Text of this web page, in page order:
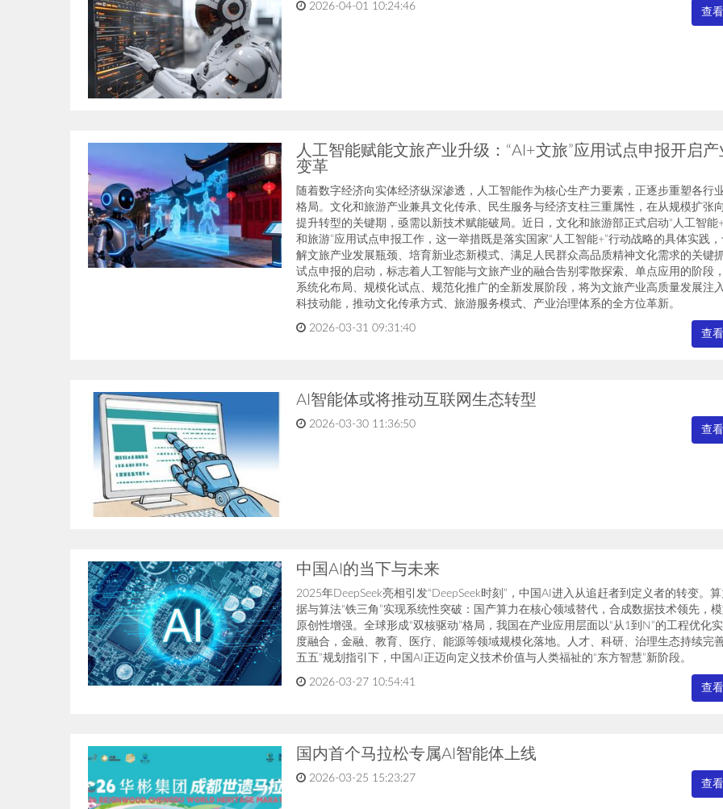
2026-04-01 10:24:46 查
人工智能赋能文旅产业升级：“AI+文旅”应用试点申报开启产
变革
随着数字经济向实体经济纵深渗透，人工智能作为核心生产力要素，正逐步重塑各行
格局。文化和旅游产业兼具文化传承、民生服务与经济支柱三重属性，在从规模扩张
提升转型的关键期，亟需以新技术赋能破局。近日，文化和旅游部正式启动“人工智能
和旅游”应用试点申报工作，这一举措既是落实国家“人工智能+”行动战略的具体实践
解文旅产业发展瓶颈、培育新业态新模式、满足人民群众高品质精神文化需求的关键抓
试点申报的启动，标志着人工智能与文旅产业的融合告别零散探索、单点应用的阶段
系统化布局、规模化试点、规范化推广的全新发展阶段，将为文旅产业高质量发展注
科技动能，推动文化传承方式、旅游服务模式、产业治理体系的全方位革新。
2026-03-31 09:31:40 查
AI智能体或将推动互联网生态转型
2026-03-30 11:36:50 查
中国AI的当下与未来
2025年DeepSeek亮相引发“DeepSeek时刻”，中国AI进入从追赶者到定义者的转变。
据与算法“铁三角”实现系统性突破：国产算力在核心领域替代，合成数据技术领先，
原创性增强。全球形成“双核驱动”格局，我国在产业应用层面以“从1到N”的工程优化
度融合，金融、教育、医疗、能源等领域规模化落地。人才、科研、治理生态持续完
五五”规划指引下，中国AI正迈向定义技术价值与人类福祉的“东方智慧”新阶段。
2026-03-27 10:54:41 查
国内首个马拉松专属AI智能体上线
2026-03-25 15:23:27 查